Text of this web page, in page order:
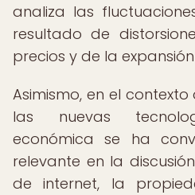
analiza las
resultado de
precios y de la
Asimismo, en el
las nuevas
económica se ha
relevante en la
de internet, la